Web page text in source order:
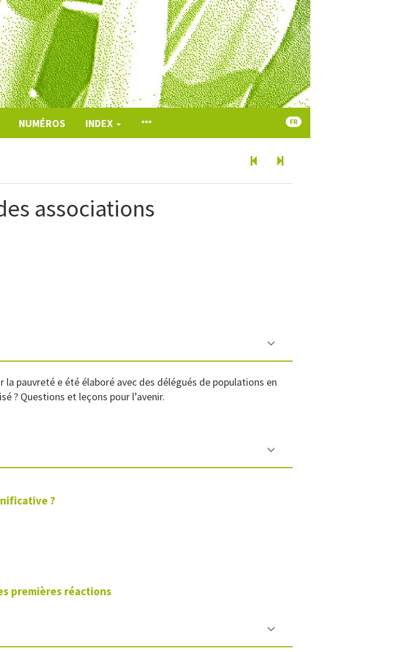
NUMÉROS INDEX FR
associations
pauvreté e été élaboré avec des délégués de populations en
? Questions et leçons pour l’avenir.
?
premières réactions